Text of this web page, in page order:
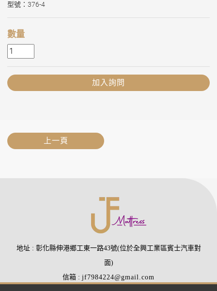
型號：376-4
數量
加入詢問
上一頁
地址
彰化縣伸港鄉工東一路43號(位於全興工業區賓士汽車對
面)
信箱
jf7984224@gmail.com